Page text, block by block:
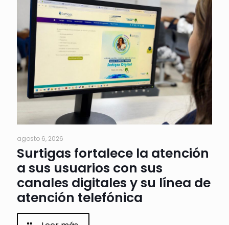
agosto 6, 2026
Surtigas fortalece la atención
a sus usuarios con sus
canales digitales y su línea de
atención telefónica